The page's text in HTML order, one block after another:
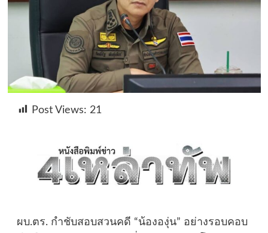
Post Views: 21
ผบ.ตร. กำชับสอบสวนคดี “น้ององุ่น” อย่างรอบคอบ